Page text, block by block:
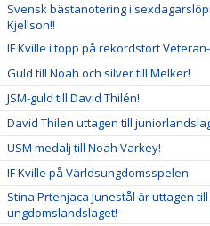
Svensk bästanotering i
Kjellson!!
IF Kville i topp på rekordstort
Guld till Noah och silver till Melker!
JSM-guld till David Thilén!
David Thilen uttagen till
USM medalj till Noah Varkey!
IF Kville på Världsungdomsspelen
Stina Prtenjaca Junestål är uttagen till
ungdomslandslaget!